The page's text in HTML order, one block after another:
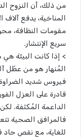
من ذلك، أن النزوح
المناخية، يدفع
مقومات النظافة،
سريع الإنتشار.
> إذا كانت البيئة
المُنهار هو من عطّل
فيروس شديد الضراوة
قادرة على العزل
الداعمة المُكثفة.
فالمرافق الصحية
للغاية، مع نقص حاد